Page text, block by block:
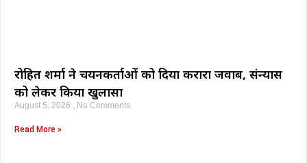
रोहित शर्मा ने चयनकर्ताओं को दिया करारा जवाब, संन्यास
को लेकर किया खुलासा
August 5, 2026 No Comments
Read More »